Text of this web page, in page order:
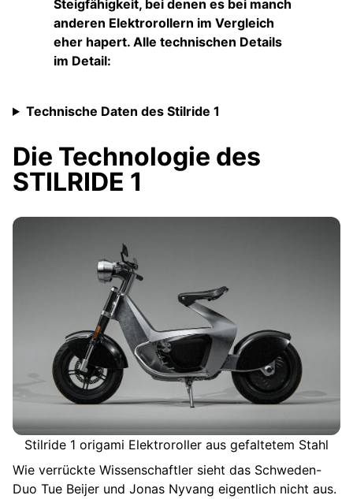
Steigfähigkeit, bei denen es bei manch
anderen Elektrorollern im Vergleich
eher hapert. Alle technischen Details
im Detail:
Technische Daten des Stilride 1
Die Technologie des
STILRIDE 1
Stilride 1 origami Elektroroller aus gefaltetem Stahl
Wie verrückte Wissenschaftler sieht das Schweden-
Duo Tue Beijer und Jonas Nyvang eigentlich nicht aus.